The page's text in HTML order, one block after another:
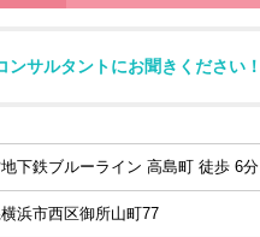
サルタントにお聞きください！
下鉄ブルーライン 高島町 徒歩 6分
浜市西区御所山町77